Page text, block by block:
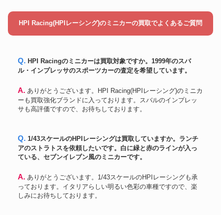
HPI Racing(HPIレーシング)のミニカーの買取でよくあるご質問
Q. HPI Racingのミニカーは買取対象ですか。1999年のスバ
ル・インプレッサのスポーツカーの査定を希望しています。
A. ありがとうございます。HPI Racing(HPIレーシング)のミニカ
ーも買取強化ブランドに入っております。スバルのインプレッ
サも高評価ですので、お待ちしております。
Q. 1/43スケールのHPIレーシングは買取していますか。ランチ
アのストラトスを依頼したいです。白に緑と赤のラインが入っ
ている、セブンイレブン風のミニカーです。
A. ありがとうございます。1/43スケールのHPIレーシングも承
っております。イタリアらしい明るい色彩の車種ですので、楽
しみにお待ちしております。